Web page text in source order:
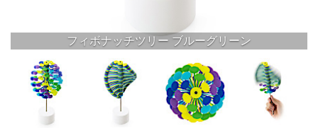
フィボナッチツリー ブルーグリーン